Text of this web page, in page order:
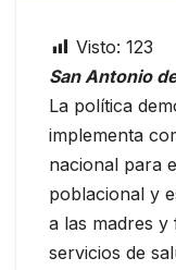
Visto: 123
San Antonio
La política
implementa
nacional para
poblacional y
a las madres y
servicios de